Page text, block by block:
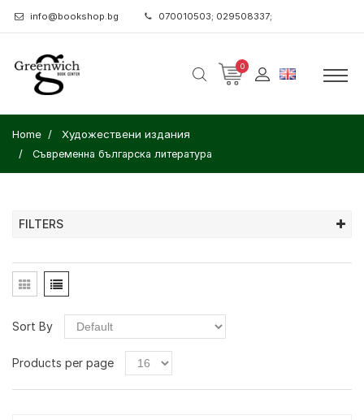
info@bookshop.bg 070010503; 029508337;
0
Home Художествени издания
Съвременна българска литература
FILTERS
Sort By
Products per page